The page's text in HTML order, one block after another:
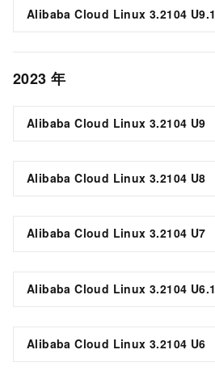
Alibaba Cloud Linux 3.2104 U9.1
2023 年
Alibaba Cloud Linux 3.2104 U9
Alibaba Cloud Linux 3.2104 U8
Alibaba Cloud Linux 3.2104 U7
Alibaba Cloud Linux 3.2104 U6.1
Alibaba Cloud Linux 3.2104 U6